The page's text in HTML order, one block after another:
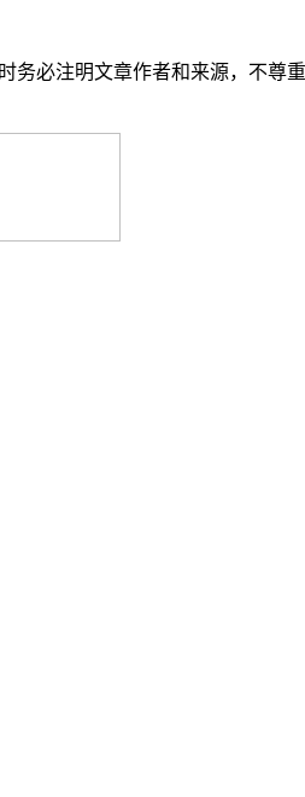
必注明文章作者和来源，不尊